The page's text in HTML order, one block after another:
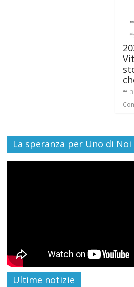
La speranza per Uno di Noi
Ultime notizie